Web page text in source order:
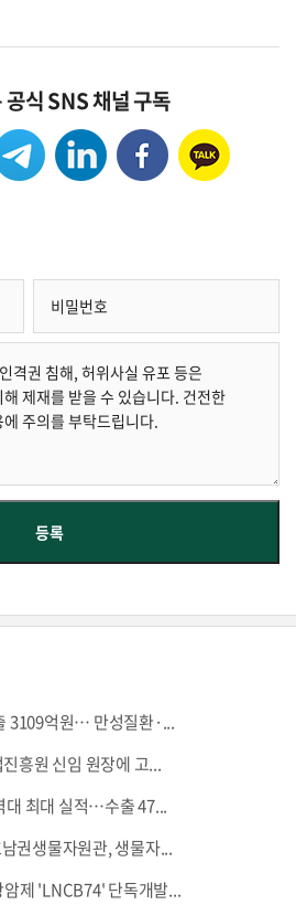
공식 SNS 채널 구독
3109억원… 만성질환·...
흥원 신임 원장에 고...
대 최대 실적…수출 47...
권생물자원관, 생물자...
제 'LNCB74' 단독개발...